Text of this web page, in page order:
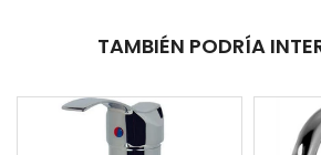
TAMBIÉN PODRÍA